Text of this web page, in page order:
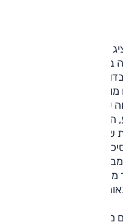
לנו לא-יותר ממתיחת
מטעמי חסכון
לדורות הקודמים, היא
מעם (בתחומים
שיש כיסוי לצ'ק שתשאירו
של הדור החדש
זכה לעיצוב רטרו,
שלא תשימו לב שהוא
מעמיק יגלה שהיא בכל
אולי בזכות עיצוב
יותר מלפנים.